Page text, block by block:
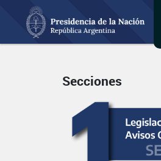
Secciones